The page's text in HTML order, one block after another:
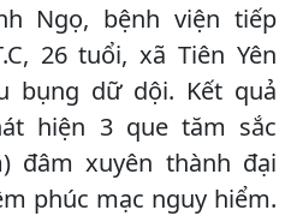
Ngọ, bệnh viện tiếp
26 tuổi, xã Tiên Yên
bụng dữ dội. Kết quả
hiện 3 que tăm sắc
đâm xuyên thành đại
phúc mạc nguy hiểm.